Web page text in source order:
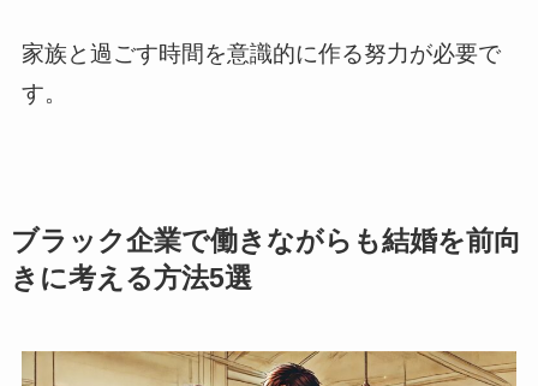
家族と過ごす時間を意識的に作る努力が必要で
す。
ブラック企業で働きながらも結婚を前向
きに考える方法5選